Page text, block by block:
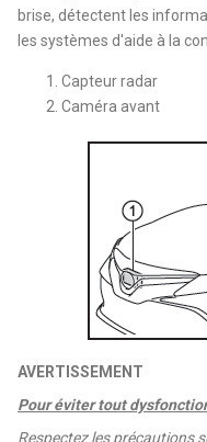
brise, détectent les
les systèmes d'aide à la
Capteur radar
Caméra avant
AVERTISSEMENT
Pour éviter tout
Respectez les précautions